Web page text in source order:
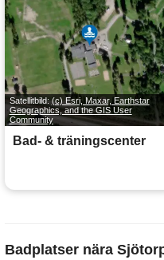
Satellitbild:(c) Esri, Maxar, Earthstar
Geographics, and the GIS User
Community
Bad- & träningscenter
Badplatser nära